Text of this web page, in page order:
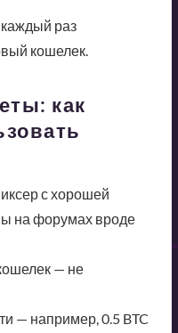
раз
кошелек.
как
с хорошей
на форумах вроде
— не
— например, 0.5 BTC